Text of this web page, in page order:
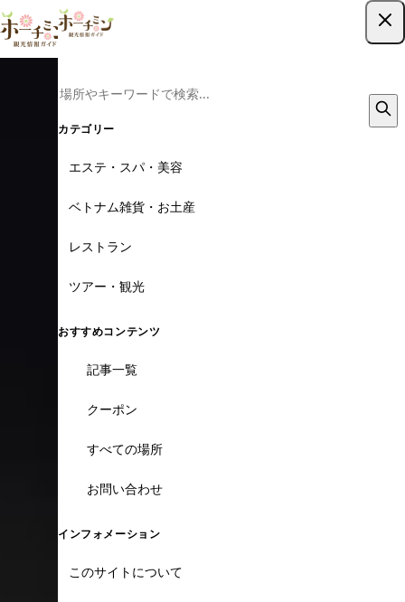
カテゴリー
エステ・スパ・美容
ベトナム雑貨・お土産
レストラン
ツアー・観光
おすすめコンテンツ
記事一覧
クーポン
すべての場所
お問い合わせ
インフォメーション
このサイトについて